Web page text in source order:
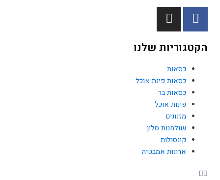
F
a
c
e
o
o
k
-
f
I
n
s
t
g
r
a
m
הקטגוריות שלנו
כסאות
כסאות פינת אוכל
כסאות בר
פינות אוכל
מזנונים
שולחנות סלון
קונסולות
ארונות אמבטיה